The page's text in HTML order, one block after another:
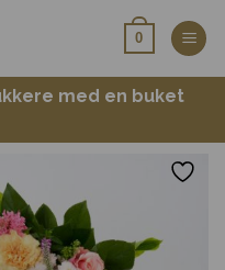
0
med en buket